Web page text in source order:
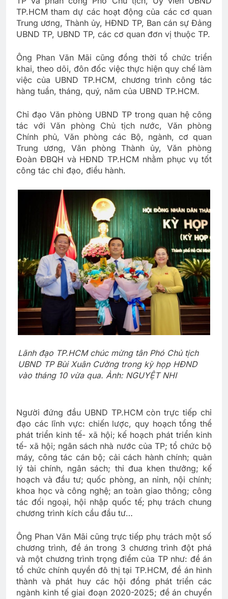
TP.HCM tham dự các hoạt động của các cơ quan
Trung ương, Thành ủy, HĐND TP, Ban cán sự Đảng
UBND TP, UBND TP, các cơ quan đơn vị thuộc TP.
Ông Phan Văn Mãi cũng đồng thời tổ chức triển
khai, theo dõi, đôn đốc việc thực hiện quy chế làm
việc của UBND TP.HCM, chương trình công tác
hàng tuần, tháng, quý, năm của UBND TP.HCM.
Chỉ đạo Văn phòng UBND TP trong quan hệ công
tác với Văn phòng Chủ tịch nước, Văn phòng
Chính phủ, Văn phòng các Bộ, ngành, cơ quan
Trung ương, Văn phòng Thành ủy, Văn phòng
Đoàn ĐBQH và HĐND TP.HCM nhằm phục vụ tốt
công tác chỉ đạo, điều hành.
Lãnh đạo TP.HCM chúc mừng tân Phó Chủ tịch
UBND TP Bùi Xuân Cường trong kỳ họp HĐND
vào tháng 10 vừa qua. Ảnh: NGUYỆT NHI
Người đứng đầu UBND TP.HCM còn trực tiếp chỉ
đạo các lĩnh vực: chiến lược, quy hoạch tổng thể
phát triển kinh tế- xã hội; kế hoạch phát triển kinh
tế- xã hội; ngân sách nhà nước của TP; tổ chức bộ
máy, công tác cán bộ; cải cách hành chính; quản
lý tài chính, ngân sách; thi đua khen thưởng; kế
hoạch và đầu tư; quốc phòng, an ninh, nội chính;
khoa học và công nghệ; an toàn giao thông; công
tác đối ngoại, hội nhập quốc tế; phụ trách chung
chương trình kích cầu đầu tư…
Ông Phan Văn Mãi cũng trực tiếp phụ trách một số
chương trình, đề án trong 3 chương trình đột phá
và một chương trình trọng điểm của TP như: đề án
tổ chức chính quyền đô thị tại TP.HCM, đề án hình
thành và phát huy các hội đồng phát triển các
ngành kinh tế giai đoạn 2020-2025; đề án chuyển